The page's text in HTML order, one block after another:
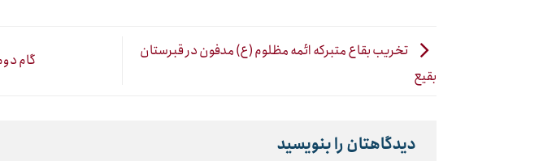
تخریب بقاع متبرکه ائمه مظلوم (ع) مدفون در قبرستان
بقیع
گام
دیدگاهتان را بنویسید